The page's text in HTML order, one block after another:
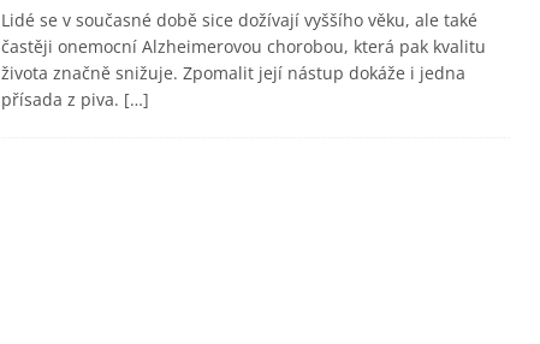
Lidé se v současné době sice dožívají vyššího věku, ale také
častěji onemocní Alzheimerovou chorobou, která pak kvalitu
života značně snižuje. Zpomalit její nástup dokáže i jedna
přísada z piva. […]